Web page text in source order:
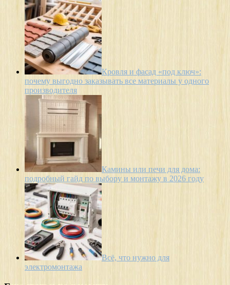
Кровля и фасад «под ключ»:
почему выгодно заказывать все материалы у одного
производителя
Камины или печи для дома:
подробный гайд по выбору и монтажу в 2026 году
Всё, что нужно для
электромонтажа